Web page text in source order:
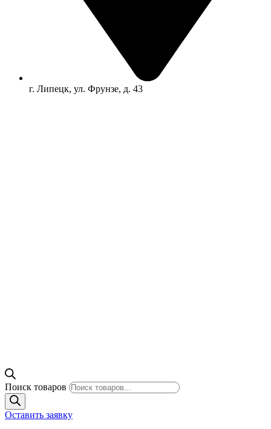
г. Липецк, ул. Фрунзе, д. 43
Поиск товаров
Оставить заявку